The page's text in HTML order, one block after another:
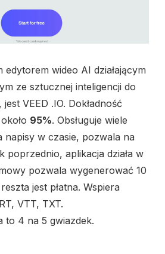
edytorem wideo AI działającym
ze sztucznej inteligencji do
VEED .IO. Dokładność
95%. Obsługuje wiele
napisy w czasie, pozwala na
poprzednio, aplikacja działa w
pozwala wygenerować 10
jest płatna. Wspiera
VTT, TXT.
to 4 na 5 gwiazdek.